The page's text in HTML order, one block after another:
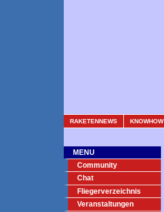
RAKETENNEWS KNOWHOW
MENU
Community
Chat
Fliegerverzeichnis
Veranstaltungen